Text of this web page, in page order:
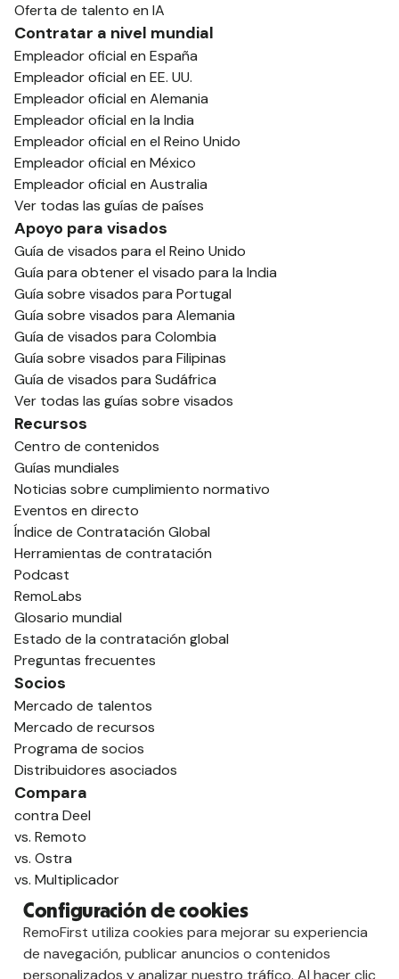
Oferta de talento en IA
Contratar a nivel mundial
Empleador oficial en España
Empleador oficial en EE. UU.
Empleador oficial en Alemania
Empleador oficial en la India
Empleador oficial en el Reino Unido
Empleador oficial en México
Empleador oficial en Australia
Ver todas las guías de países
Apoyo para visados
Guía de visados para el Reino Unido
Guía para obtener el visado para la India
Guía sobre visados para Portugal
Guía sobre visados para Alemania
Guía de visados para Colombia
Guía sobre visados para Filipinas
Guía de visados para Sudáfrica
Ver todas las guías sobre visados
Recursos
Centro de contenidos
Guías mundiales
Noticias sobre cumplimiento normativo
Eventos en directo
Índice de Contratación Global
Herramientas de contratación
Podcast
RemoLabs
Glosario mundial
Estado de la contratación global
Preguntas frecuentes
Socios
Mercado de talentos
Mercado de recursos
Programa de socios
Distribuidores asociados
Compara
contra Deel
vs. Remoto
vs. Ostra
vs. Multiplicador
Configuración de cookies
RemoFirst utiliza cookies para mejorar su experiencia
de navegación, publicar anuncios o contenidos
personalizados y analizar nuestro tráfico. Al hacer clic